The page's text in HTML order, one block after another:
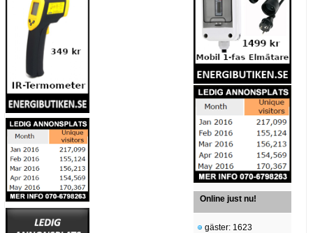
Online just nu!
gäster: 1623